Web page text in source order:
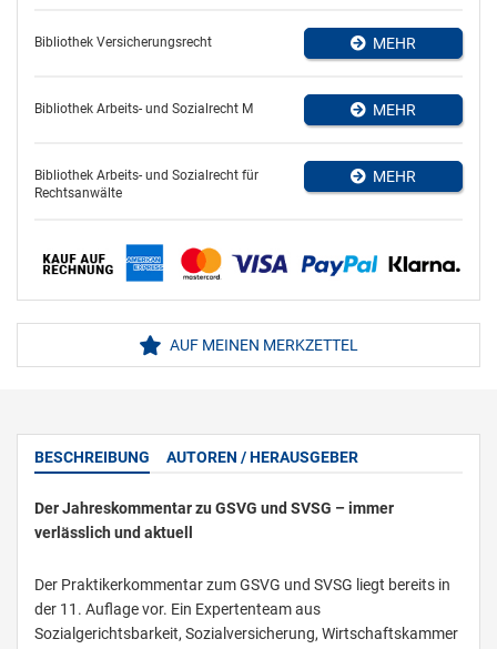
Bibliothek Versicherungsrecht MEHR
Bibliothek Arbeits- und Sozialrecht M MEHR
Bibliothek Arbeits- und Sozialrecht für
Rechtsanwälte
MEHR
AUF MEINEN MERKZETTEL
BESCHREIBUNG AUTOREN / HERAUSGEBER
Der Jahreskommentar zu GSVG und SVSG – immer
verlässlich und aktuell
Der Praktikerkommentar zum GSVG und SVSG liegt bereits in
der 11. Auflage vor. Ein Expertenteam aus
Sozialgerichtsbarkeit, Sozialversicherung, Wirtschaftskammer